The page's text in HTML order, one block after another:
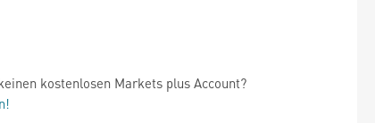
kostenlosen Markets plus Account?